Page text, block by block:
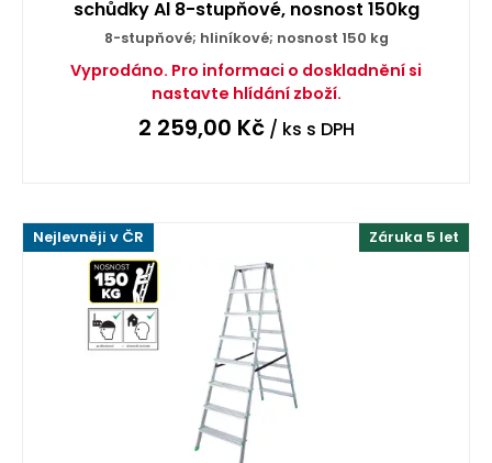
schůdky Al 8-stupňové, nosnost 150kg
8-stupňové; hliníkové; nosnost 150 kg
Vyprodáno. Pro informaci o doskladnění si
nastavte hlídání zboží.
2 259,00 Kč/ ks s DPH
Záruka 5 let
Nejlevněji v ČR